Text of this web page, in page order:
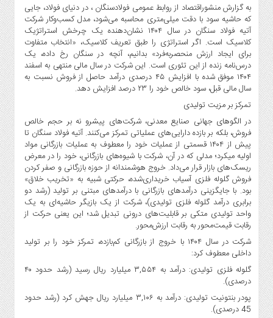
بانک
،
بیمه
و
ارز
دیجیتال
کشاورزی
و
صنایع
غذایی
سیاسی
و
بین
الملل
نگاه
روز
گوناگون
به گزارش منشوراقتصاد از روابط عمومی فولادسنگان ، در دنیای فولاد، جایی
که حاشیه سود با دقت میلی‌متری محاسبه می‌شود، مدل کسب‌وکار شرکت
آتیه فولاد سنگان در سال ۱۴۰۴ نشان‌دهنده یک چرخش استراتژیک
کلاسیک است. اگر استراتژی را طبق تعریف کلاسیک، «انتخاب متفاوت
برای ایجاد ارزش منحصربه‌فرد» بدانیم، آنچه در سنگان رخ داده، یک
درس‌نامه زنده از این تئوری است. این شرکت در سال مالی منتهی به اسفند
۱۴۰۴ موفق شده با افزایش ۴۵ درصدی درآمد حاصل از فروش نسبت به
سال مالی قبل، سود خالص خود را ۲۳ درصد افزایش دهد.
تمرکز بر مزیت تولیدی
در الگوهای جهانی صنایع معدنی، شرکت‌های پیشرو نه بر حجم خالص
فروش، بلکه بر بازده دارایی‌های عملیاتی تمرکز می‌کنند. آتیه فولاد سنگان تا
پیش از ۱۴۰۴ قسمتی از عملیات خود را معطوف به عملیات بازرگانی مواد
اولیه میکرد؛ مدلی که در آن، شرکت با شیوه‌های بازرگانی، خود را در معرض
ریسک‌های بازار قرار می‌داد. خروج هوشمندانه از حوزه بازرگانی و صفر کردن
فروش گلوله فلزی آسیاب خریداری‌شده، حرکتی شبیه به «تخریب خلاق»
بود. با جایگزینی درآمدهای بازرگانی با درآمدهای مبتنی بر تولید (رشد دو
برابری درآمد گلوله فلزی تولیدی)، شرکت از یک بازیگر حاشیه‌ای به یک
واحد تولیدی متکی بر قابلیت‌های درونی تبدیل شد؛ این یعنی حرکت از
رقابت قیمت‌محور به رقابت ارزش‌محور.
شرکت در سال ۱۴۰۴ با خروج از بازرگانی کم‌بازده، تمرکز خود را بر تولید
داخلی معطوف کرد:
گلوله فلزی تولیدی: درآمد به ۳,۵۵۴ میلیارد ریال رسید (رشد حدود ۴۰
درصدی).
پودر بنتونیت تولیدی: درآمد به ۳,۱۰۶ میلیارد ریال جهش کرد (رشد حدود
45 درصدی).